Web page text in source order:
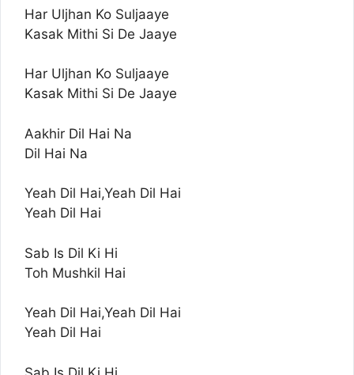
Har Uljhan Ko Suljaaye
Kasak Mithi Si De Jaaye
Har Uljhan Ko Suljaaye
Kasak Mithi Si De Jaaye
Aakhir Dil Hai Na
Dil Hai Na
Yeah Dil Hai,Yeah Dil Hai
Yeah Dil Hai
Sab Is Dil Ki Hi
Toh Mushkil Hai
Yeah Dil Hai,Yeah Dil Hai
Yeah Dil Hai